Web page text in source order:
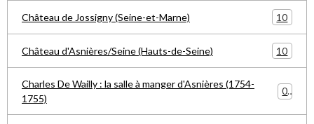
Château de Jossigny (Seine-et-Marne) 10
Château d'Asnières/Seine (Hauts-de-Seine) 10
Charles De Wailly : la salle à manger d'Asnières (1754-
1755)
0